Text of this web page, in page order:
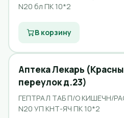
N20 бл ПК 10*2
В корзину
Аптека Лекарь
переулок д.23)
ГЕПТРАЛ ТАБ П/О КИШЕЧН/
N20 УП КНТ-ЯЧ ПК 10*2